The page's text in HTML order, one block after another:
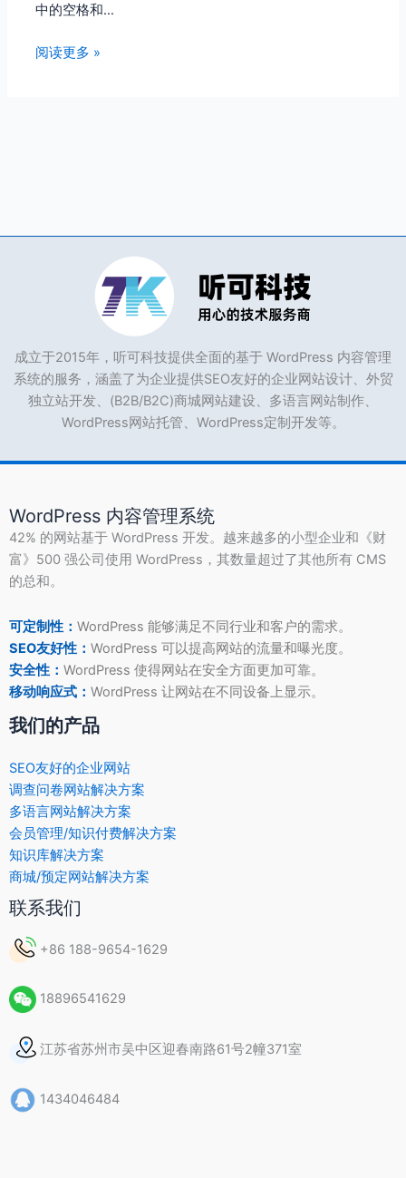
中的空格和…
阅读更多 »
成立于2015年，听可科技提供全面的基于 WordPress 内容管理
系统的服务，涵盖了为企业提供SEO友好的企业网站设计、外贸
独立站开发、(B2B/B2C)商城网站建设、多语言网站制作、
WordPress网站托管、WordPress定制开发等。
WordPress 内容管理系统
42% 的网站基于 WordPress 开发。越来越多的小型企业和《财
富》500 强公司使用 WordPress，其数量超过了其他所有 CMS
的总和。
可定制性： WordPress 能够满足不同行业和客户的需求。
SEO友好性： WordPress 可以提高网站的流量和曝光度。
安全性： WordPress 使得网站在安全方面更加可靠。
移动响应式： WordPress 让网站在不同设备上显示。
我们的产品
SEO友好的企业网站
调查问卷网站解决方案
多语言网站解决方案
会员管理/知识付费解决方案
知识库解决方案
商城/预定网站解决方案
联系我们
+86 188-9654-1629
18896541629
江苏省苏州市吴中区迎春南路61号2幢371室
1434046484